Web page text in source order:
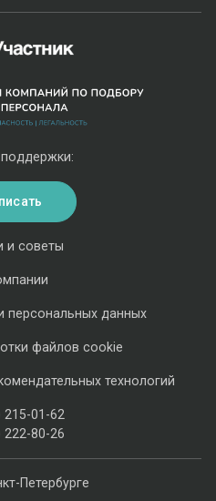
Петербурге
и советы
персональных данных
файлов cookie
технологий
215-01-62
222-80-26